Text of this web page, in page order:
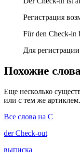
Регистрация
Für den Check-in
Для
Похожие слова
Еще несколько
или с тем же артиклем.
Все слова на C
derCheck-out
выписка